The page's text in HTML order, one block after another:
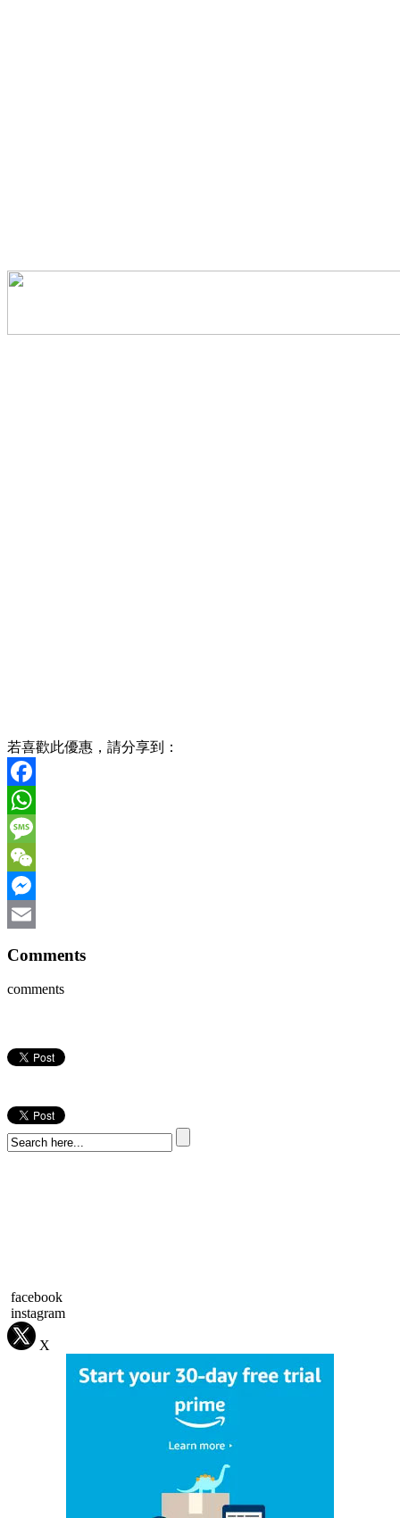
若喜歡此優惠，請分享到：
Facebook
WhatsApp
Message
WeChat
Messenger
Comments
comments
facebook
instagram
X